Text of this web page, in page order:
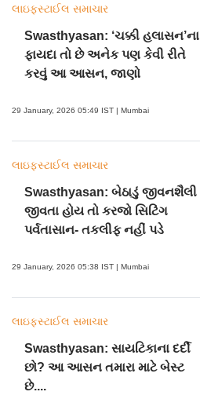
લાઇફસ્ટાઈલ સમાચાર
Swasthyasan: ‘ચક્કી હલાસન’ના
ફાયદા તો છે અનેક પણ કેવી રીતે
કરવું આ આસન, જાણો
29 January, 2026 05:49 IST | Mumbai
લાઇફસ્ટાઈલ સમાચાર
Swasthyasan: બેઠાડું જીવનશૈલી
જીવતા હોય તો કરજો સિટિંગ
પર્વતાસાન- તકલીફ નહીં પડે
29 January, 2026 05:38 IST | Mumbai
લાઇફસ્ટાઈલ સમાચાર
Swasthyasan: સાયટિકાના દર્દી
છો? આ આસન તમારા માટે બેસ્ટ
છે....